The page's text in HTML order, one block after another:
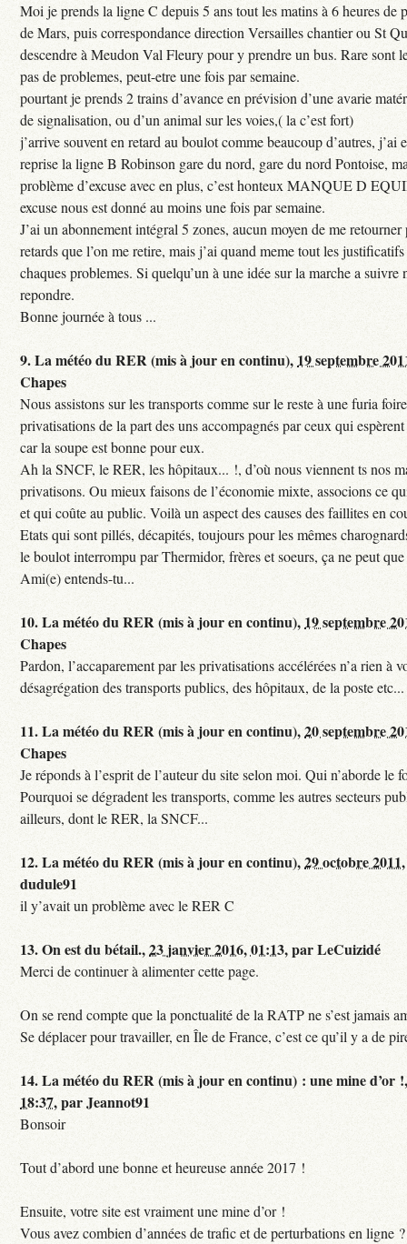
Moi je prends la ligne C depuis 5 ans tout les matins à 6 heures de
de Mars, puis correspondance direction Versailles chantier ou St
descendre à Meudon Val Fleury pour y prendre un bus. Rare sont
pas de problemes, peut-etre une fois par semaine.
pourtant je prends 2 trains d’avance en prévision d’une avarie
de signalisation, ou d’un animal sur les voies,( la c’est fort)
j’arrive souvent en retard au boulot comme beaucoup d’autres, j’ai
reprise la ligne B Robinson gare du nord, gare du nord Pontoise,
problème d’excuse avec en plus, c’est honteux MANQUE D
excuse nous est donné au moins une fois par semaine.
J’ai un abonnement intégral 5 zones, aucun moyen de me
retards que l’on me retire, mais j’ai quand meme tout les
chaques problemes. Si quelqu’un à une idée sur la marche a suivre
repondre.
Bonne journée à tous ...
9.La météo du RER (mis à jour en continu), 19 septembre
Chapes
Nous assistons sur les transports comme sur le reste à une furia
privatisations de la part des uns accompagnés par ceux qui
car la soupe est bonne pour eux.
Ah la SNCF, le RER, les hôpitaux... !, d’où nous viennent ts nos
privatisons. Ou mieux faisons de l’économie mixte, associons ce
et qui coûte au public. Voilà un aspect des causes des faillites en
Etats qui sont pillés, décapités, toujours pour les mêmes
le boulot interrompu par Thermidor, frères et soeurs, ça ne peut
Ami(e) entends-tu...
10.La météo du RER (mis à jour en continu), 19 septembre
Chapes
Pardon, l’accaparement par les privatisations accélérées n’a rien à
désagrégation des transports publics, des hôpitaux, de la poste etc...
11.La météo du RER (mis à jour en continu),20 septembre
Chapes
Je réponds à l’esprit de l’auteur du site selon moi. Qui n’aborde le
Pourquoi se dégradent les transports, comme les autres secteurs
ailleurs, dont le RER, la SNCF...
12.La météo du RER (mis à jour en continu),29 octobre
dudule91
il y’avait un problème avec le RER C
13.On est du bétail.,23 janvier 2016, 01:13,parLeCuizidé
Merci de continuer à alimenter cette page.
On se rend compte que la ponctualité de la RATP ne s’est jamais
Se déplacer pour travailler, en Île de France, c’est ce qu’il y a de
14.La météo du RER (mis à jour en continu) : une mine d’or
18:37,parJeannot91
Bonsoir
Tout d’abord une bonne et heureuse année 2017 !
Ensuite, votre site est vraiment une mine d’or !
Vous avez combien d’années de trafic et de perturbations en ligne ?